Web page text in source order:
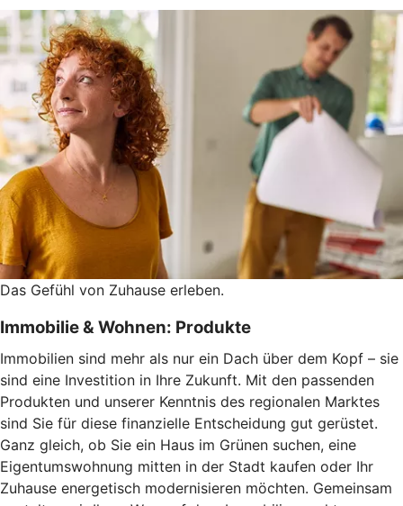
Das Gefühl von Zuhause erleben.
Immobilie & Wohnen: Produkte
Immobilien sind mehr als nur ein Dach über dem Kopf – sie
sind eine Investition in Ihre Zukunft. Mit den passenden
Produkten und unserer Kenntnis des regionalen Marktes
sind Sie für diese finanzielle Entscheidung gut gerüstet.
Ganz gleich, ob Sie ein Haus im Grünen suchen, eine
Eigentumswohnung mitten in der Stadt kaufen oder Ihr
Zuhause energetisch modernisieren möchten. Gemeinsam